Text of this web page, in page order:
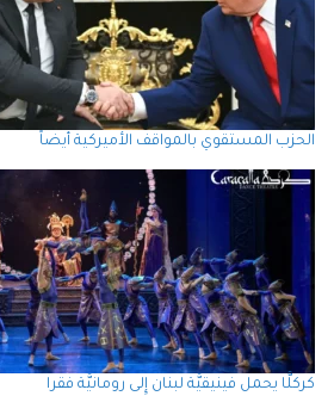
الحزب المستقوي بالمواقف الأميركية أيضاً
كركلَّا يحمل فينيقيَّة لبنان إِلى رومانيَّة فقرا